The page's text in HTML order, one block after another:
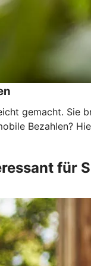
gemacht. Sie
Bezahlen?
für